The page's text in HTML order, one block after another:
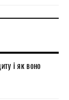
і як воно